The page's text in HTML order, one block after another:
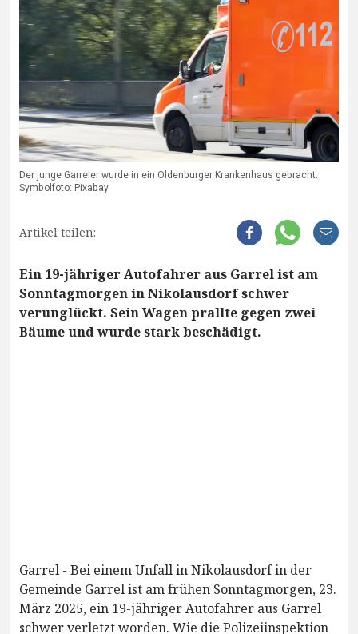
Der junge Garreler wurde in ein Oldenburger Krankenhaus gebracht.
Symbolfoto: Pixabay
Artikel teilen:
Ein 19-jähriger Autofahrer aus Garrel ist am
Sonntagmorgen in Nikolausdorf schwer
verunglückt. Sein Wagen prallte gegen zwei
Bäume und wurde stark beschädigt.
Garrel - Bei einem Unfall in Nikolausdorf in der
Gemeinde Garrel ist am frühen Sonntagmorgen, 23.
März 2025, ein 19-jähriger Autofahrer aus Garrel
schwer verletzt worden. Wie die Polizeiinspektion